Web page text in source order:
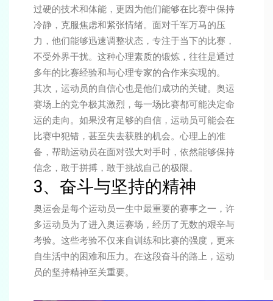
过硬的技术和体能，更因为他们能够在比赛中保持
冷静，克服焦虑和紧张情绪。面对千军万马的压
力，他们能够迅速调整状态，专注于当下的比赛，
不受外界干扰。这种心理素质的锻炼，往往是通过
多年的比赛经验和与心理专家的合作来实现的。
其次，运动员的自信心也是他们成功的关键。奥运
赛场上的竞争极其激烈，每一场比赛都可能决定命
运的走向。如果没有足够的自信，运动员可能会在
比赛中犯错，甚至失去获胜的机会。心理上的准
备，帮助运动员在面对强大对手时，依然能够保持
信念，敢于拼搏，敢于挑战自己的极限。
3、奋斗与坚持的精神
奥运会是每个运动员一生中最重要的赛事之一，许
多运动员为了进入奥运赛场，经历了无数的艰辛与
考验。这些考验不仅来自训练和比赛的强度，更来
自生活中的困难和压力。在这段奋斗的路上，运动
员的坚持精神至关重要。